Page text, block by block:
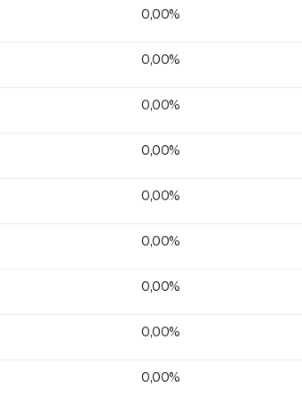
0,00%
0,00%
0,00%
0,00%
0,00%
0,00%
0,00%
0,00%
0,00%